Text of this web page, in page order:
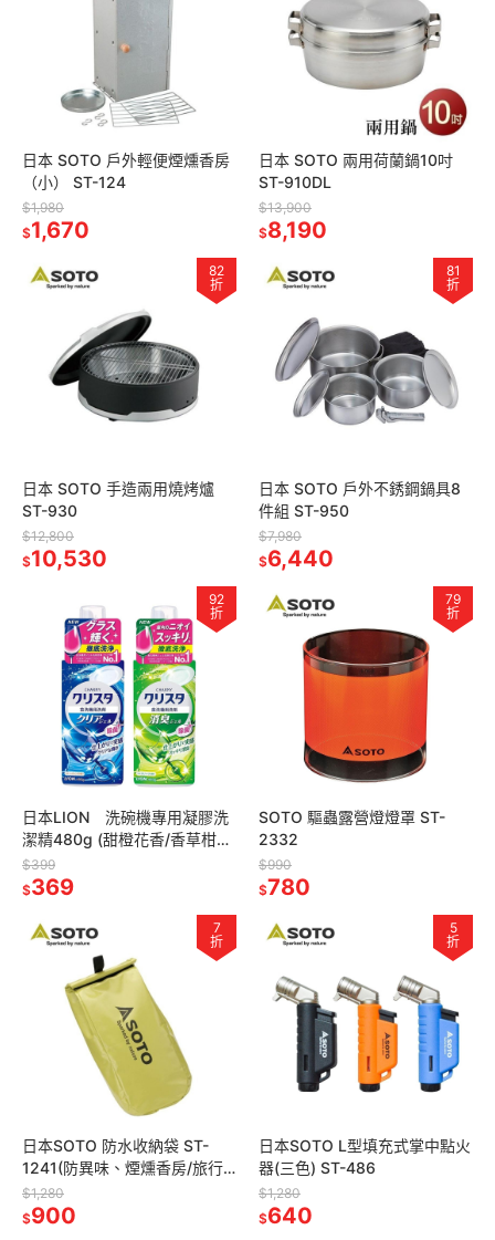
日本 SOTO 戶外輕便煙燻香房
（小） ST-124
$1,980
$1,670
日本 SOTO 兩用荷蘭鍋10吋
ST-910DL
$13,900
$8,190
82
折
日本 SOTO 手造兩用燒烤爐
ST-930
$12,800
$10,530
81
折
日本 SOTO 戶外不銹鋼鍋具8
件組 ST-950
$7,980
$6,440
92
折
日本LION 洗碗機專用凝膠洗
潔精480g (甜橙花香/香草柑
橘)【單罐賣場】
$399
$369
79
折
SOTO 驅蟲露營燈燈罩 ST-
2332
$990
$780
7
折
日本SOTO 防水收納袋 ST-
1241(防異味、煙燻香房/旅行
用)
$1,280
$900
5
折
日本SOTO L型填充式掌中點火
器(三色) ST-486
$1,280
$640